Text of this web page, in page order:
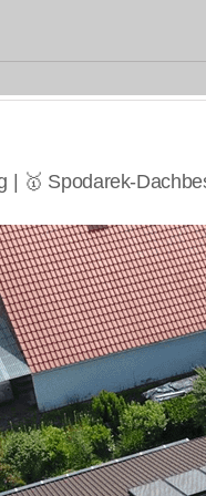
| 🥇 Spodarek-